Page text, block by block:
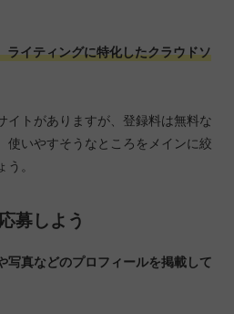
ライティングに特化したクラウドソ
イトがありますが、登録料は無料な
使いやすそうなところをメインに絞
。
募しよう
写真などのプロフィールを掲載して